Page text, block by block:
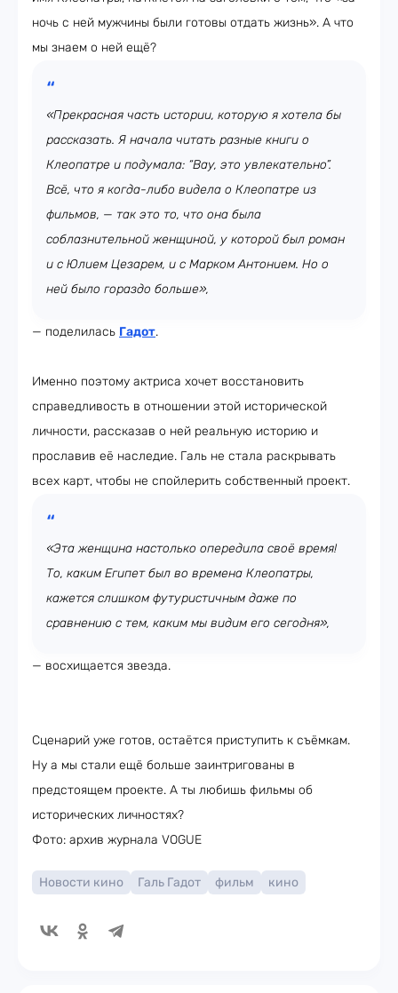
ночь с ней мужчины были готовы отдать жизнь». А что
мы знаем о ней ещё?
«Прекрасная часть истории, которую я хотела бы
рассказать. Я начала читать разные книги о
Клеопатре и подумала: “Вау, это увлекательно”.
Всё, что я когда-либо видела о Клеопатре из
фильмов, — так это то, что она была
соблазнительной женщиной, у которой был роман
и с Юлием Цезарем, и с Марком Антонием. Но о
ней было гораздо больше»,
— поделилась Гадот.
Именно поэтому актриса хочет восстановить
справедливость в отношении этой исторической
личности, рассказав о ней реальную историю и
прославив её наследие. Галь не стала раскрывать
всех карт, чтобы не спойлерить собственный проект.
«Эта женщина настолько опередила своё время!
То, каким Египет был во времена Клеопатры,
кажется слишком футуристичным даже по
сравнению с тем, каким мы видим его сегодня»,
— восхищается звезда.
Сценарий уже готов, остаётся приступить к съёмкам.
Ну а мы стали ещё больше заинтригованы в
предстоящем проекте. А ты любишь фильмы об
исторических личностях?
Фото: архив журнала VOGUE
Новости кино Галь Гадот фильм кино